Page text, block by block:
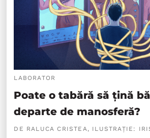
LABORATOR
Poate o tabără să țină
departe de manosferă?
DE RALUCA CRISTEA, ILUSTRAȚIE: